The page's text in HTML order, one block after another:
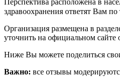
здравоохранения ответят Вам
Организация размещена в
уточнить на официальном сайте
Ниже Вы можете поделиться
Важно: все отзывы